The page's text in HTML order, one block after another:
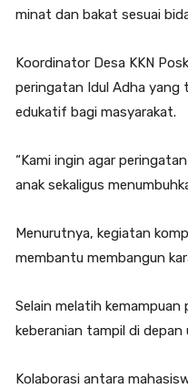
minat dan bakat sesuai
Koordinator Desa KKN
peringatan Idul Adha yang
edukatif bagi masyarakat.
“Kami ingin agar
anak sekaligus
Menurutnya, kegiatan
membantu membangun
Selain melatih
keberanian tampil di depan
Kolaborasi antara